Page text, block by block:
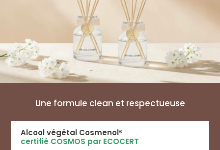
produit
Une formule clean et respectueuse
Alcool végétal Cosmenol®
certifié COSMOS par ECOCERT